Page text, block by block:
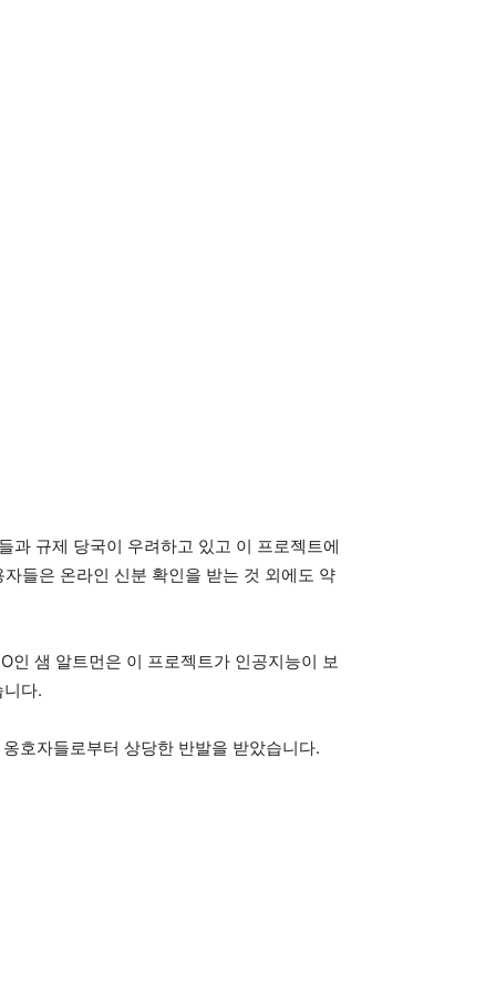
과 규제 당국이 우려하고 있고 이 프로젝트에
들은 온라인 신분 확인을 받는 것 외에도 약
샘 알트먼은 이 프로젝트가 인공지능이 보
다.
호자들로부터 상당한 반발을 받았습니다.